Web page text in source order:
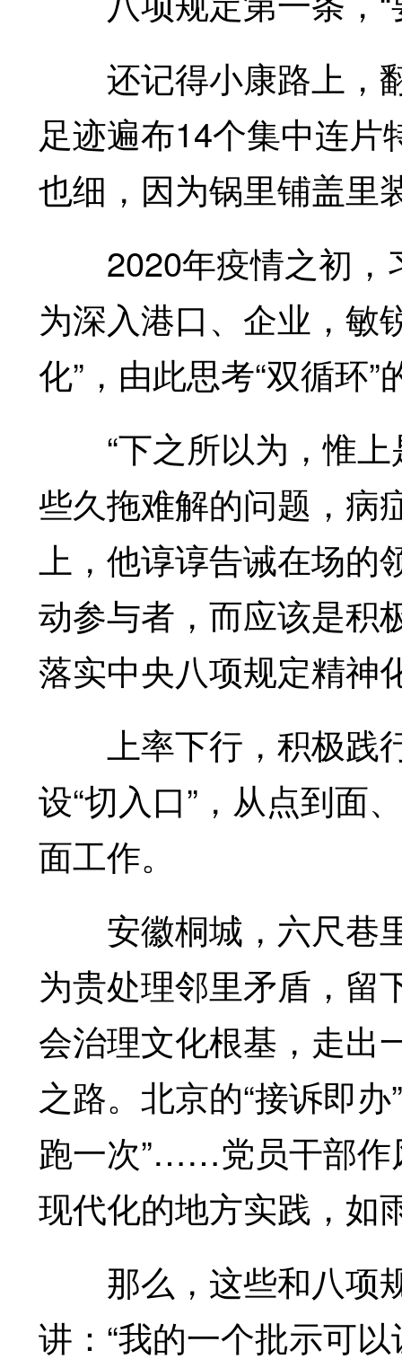
还记得小康路上，
足迹遍布14个集中连
也细，因为锅里铺盖里
2020年疫情之初，
为深入港口、企业，敏
化”，由此思考“双循环
“下之所以为，惟上
些久拖难解的问题，病
上，他谆谆告诫在场的
动参与者，而应该是积
落实中央八项规定精神
上率下行，积极践
设“切入口”，从点到面
面工作。
安徽桐城，六尺巷
为贵处理邻里矛盾，留
会治理文化根基，走出
之路。北京的“接诉即
跑一次”……党员干部作
现代化的地方实践，如
那么，这些和八项
讲：“我的一个批示可